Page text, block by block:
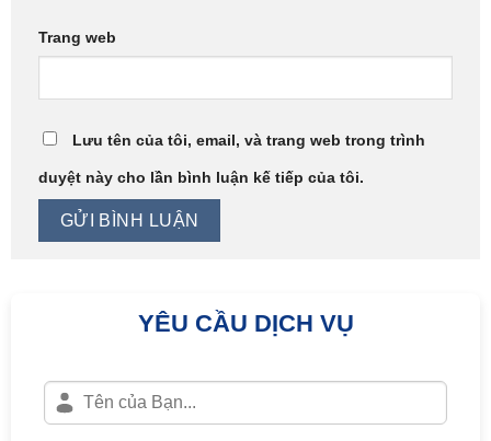
Trang web
Lưu tên của tôi, email, và trang web trong trình
duyệt này cho lần bình luận kế tiếp của tôi.
YÊU CẦU DỊCH VỤ